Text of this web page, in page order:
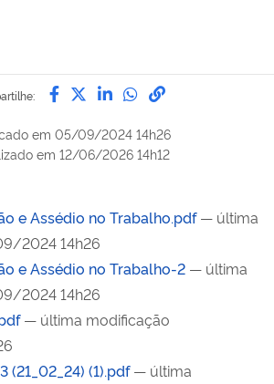
Compartilhe por Facebook
Compartilhe por Twitter
Compartilhe por
Compartilhe
link para
em 05/09/2024 14h26
em 12/06/2026 14h12
e Assédio no Trabalho.pdf — última
2024 14h26
e Assédio no Trabalho-2 — última
2024 14h26
— última modificação
(21_02_24) (1).pdf — última